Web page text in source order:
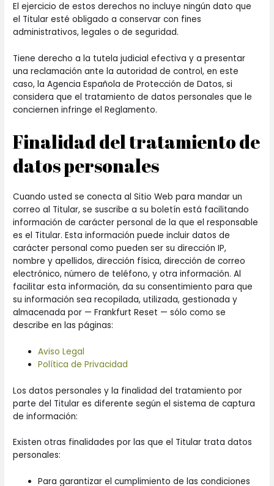
El ejercicio de estos derechos no incluye ningún dato que
el Titular esté obligado a conservar con fines
administrativos, legales o de seguridad.
Tiene derecho a la tutela judicial efectiva y a presentar
una reclamación ante la autoridad de control, en este
caso, la Agencia Española de Protección de Datos, si
considera que el tratamiento de datos personales que le
conciernen infringe el Reglamento.
Finalidad del tratamiento de
datos personales
Cuando usted se conecta al Sitio Web para mandar un
correo al Titular, se suscribe a su boletín está facilitando
información de carácter personal de la que el responsable
es el Titular. Esta información puede incluir datos de
carácter personal como pueden ser su dirección IP,
nombre y apellidos, dirección física, dirección de correo
electrónico, número de teléfono, y otra información. Al
facilitar esta información, da su consentimiento para que
su información sea recopilada, utilizada, gestionada y
almacenada por — Frankfurt Reset — sólo como se
describe en las páginas:
Aviso Legal
Política de Privacidad
Los datos personales y la finalidad del tratamiento por
parte del Titular es diferente según el sistema de captura
de información:
Existen otras finalidades por las que el Titular trata datos
personales:
Para garantizar el cumplimiento de las condiciones